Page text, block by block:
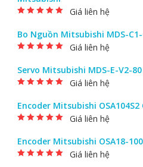
Giá liên hệ
Bo Nguồn Mitsubishi MDS-
Giá liên hệ
Servo Mitsubishi MDS-E-V2-
Giá liên hệ
Encoder Mitsubishi
Giá liên hệ
Encoder Mitsubishi OSA18-
Giá liên hệ